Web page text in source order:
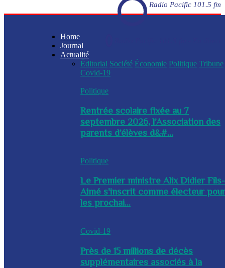
Radio Pacific 101.5 fm
Home
Journal
Actualité
Éditorial Société Économie Politique Tribune
Covid-19
Politique
Rentrée scolaire fixée au 7
septembre 2026, l’Association des
parents d’élèves d&#...
Politique
Le Premier ministre Alix Didier Fils-
Aimé s'inscrit comme électeur
les prochai...
Covid-19
Près de 15 millions de décès
supplémentaires associés à la